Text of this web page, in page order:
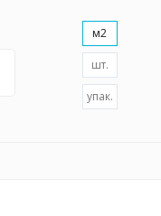
м2
шт.
упак.